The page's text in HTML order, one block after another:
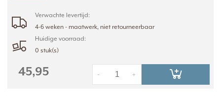
Verwachte levertijd:
4-6 weken - maatwerk, niet retourneerbaar
Huidige voorraad:
0 stuk(s)
45,95 +
-